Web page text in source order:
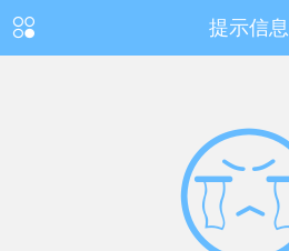
提示信息